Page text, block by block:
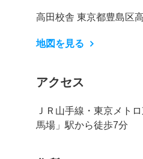
高田校舎 東京都豊島区
地図を見る
アクセス
ＪＲ山手線・東京メト
馬場」駅から徒歩7分